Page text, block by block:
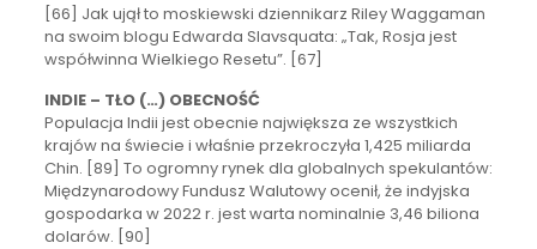
[66] Jak ujął to moskiewski dziennikarz Riley Waggaman
na swoim blogu Edwarda Slavsquata: „Tak, Rosja jest
współwinna Wielkiego Resetu”. [67]
INDIE – TŁO (…) OBECNOŚĆ
Populacja Indii jest obecnie największa ze wszystkich
krajów na świecie i właśnie przekroczyła 1,425 miliarda
Chin. [89] To ogromny rynek dla globalnych spekulantów:
Międzynarodowy Fundusz Walutowy ocenił, że indyjska
gospodarka w 2022 r. jest warta nominalnie 3,46 biliona
dolarów. [90]